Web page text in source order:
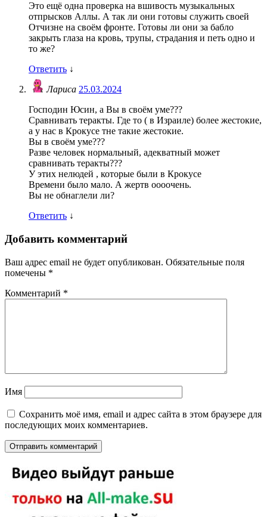
Это ещё одна проверка на вшивость музыкальных
отпрысков Аллы. А так ли они готовы служить своей
Отчизне на своём фронте. Готовы ли они за бабло
закрыть глаза на кровь, трупы, страдания и петь одно и
то же?
Ответить ↓
Лариса 25.03.2024
Господин Юсин, а Вы в своём уме???
Сравнивать теракты. Где то ( в Израиле) более жестокие,
а у нас в Крокусе тне такие жестокие.
Вы в своём уме???
Разве человек нормальный, адекватный может
сравнивать теракты???
У этих нелюдей , которые были в Крокусе
Времени было мало. А жертв оооочень.
Вы не обнаглели ли?
Ответить ↓
Добавить комментарий
Ваш адрес email не будет опубликован. Обязательные поля
помечены *
Комментарий *
Имя
Сохранить моё имя, email и адрес сайта в этом браузере для
последующих моих комментариев.